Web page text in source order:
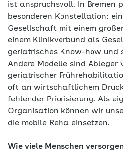
ist anspruchsvoll. In Bremen
besonderen Konstellation:
Gesellschaft mit einem
einem Klinikverbund als
geriatrisches Know-how und
Andere Modelle sind Ableger
geriatrischer
oft an wirtschaftlichem
fehlender Priorisierung. Als
Organisation können wir
die mobile Reha einsetzen.
Wie viele Menschen